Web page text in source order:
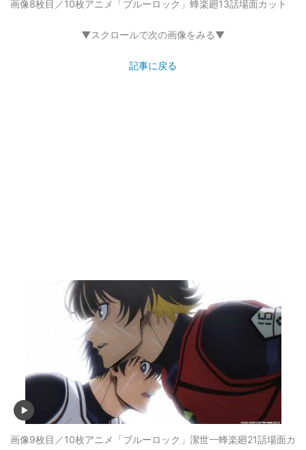
画像8枚目／10枚アニメ「ブルーロック」蜂楽廻13話場面カット
▼スクロールで次の画像をみる▼
記事に戻る
画像9枚目／10枚アニメ「ブルーロック」潔世一蜂楽廻21話場面カ